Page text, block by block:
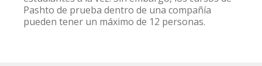
Pashto de prueba dentro de una compañía
pueden tener un máximo de 12 personas.